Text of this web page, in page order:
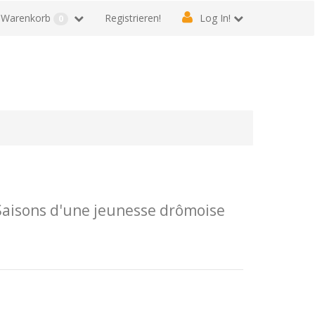
Registrieren! Log In!
Warenkorb 0
d'une jeunesse drômoise